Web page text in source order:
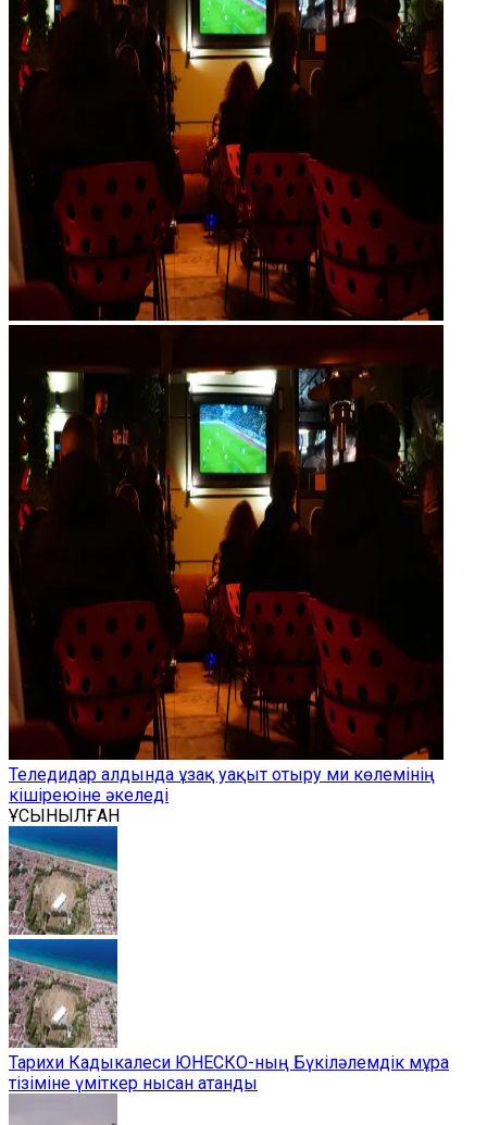
Теледидар алдында ұзақ уақыт отыру ми көлемінің
кішіреюіне әкеледі
ҰСЫНЫЛҒАН
Тарихи Кадыкалеси ЮНЕСКО-ның Бүкіләлемдік мұра
тізіміне үміткер нысан атанды